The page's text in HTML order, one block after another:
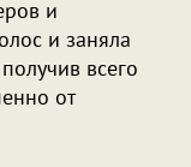
и
и заняла
всего
от